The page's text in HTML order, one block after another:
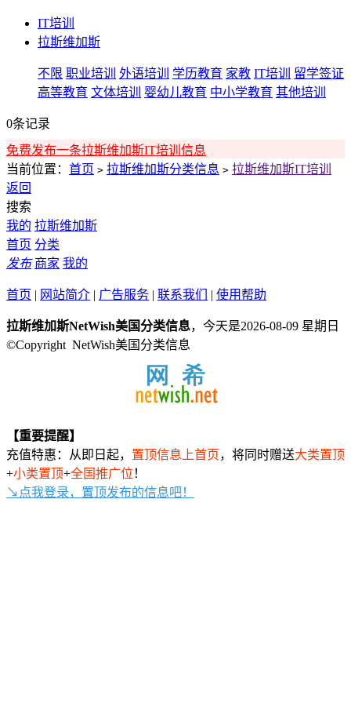
IT培训
拉斯维加斯
不限 职业培训 外语培训 学历教育 家教 IT培训
留学签证
高等教育 文体培训 婴幼儿教育 中小学教育 其他培训
0条记录
免费发布一条拉斯维加斯IT培训信息
当前位置： 首页 > 拉斯维加斯分类信息 > 拉斯维加斯IT培训
返回
搜索
我的 拉斯维加斯
首页 分类
发布 商家 我的
首页 | 网站简介 | 广告服务 | 联系我们 | 使用帮助
拉斯维加斯NetWish美国分类信息，今天是2026-08-09 星期日
©Copyright NetWish美国分类信息
【重要提醒】
充值特惠：从即日起， 置顶信息上首页，将同时赠送大类置顶
+小类置顶+全国推广位 ！
↘点我登录，置顶发布的信息吧！